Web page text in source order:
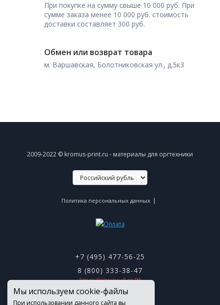
При покупке на сумму свыше 10 000 руб. При
сумме заказа менее 10 000 руб. стоимость
доставки составляет 300 руб.
Обмен или возврат товара
м. Варшавская, Болотниковская ул., д.5к3
2009-2022 © kromus-print.ru - материалы для оргтехники
Политика персональных данных |
+7 (495) 477-56-25
8 (800) 333-38-47
Звонок бесплатный по РФ
Мы используем cookie-файлы
При использовании данного сайта вы